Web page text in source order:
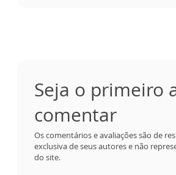
Seja o primeiro
comentar
Os comentários e avaliações são de
exclusiva de seus autores e não
do site.